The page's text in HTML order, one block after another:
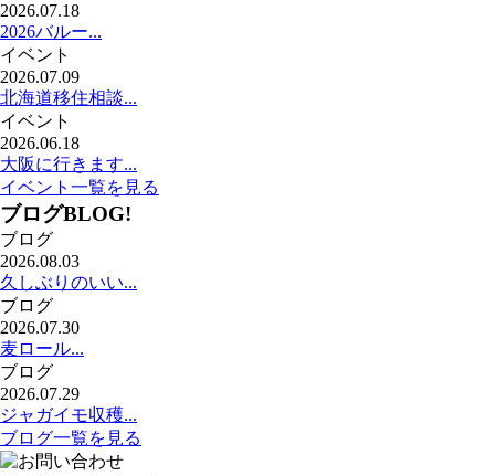
2026.07.18
2026バルー...
イベント
2026.07.09
北海道移住相談...
イベント
2026.06.18
大阪に行きます...
イベント一覧を見る
ブログBLOG!
ブログ
2026.08.03
久しぶりのいい...
ブログ
2026.07.30
麦ロール...
ブログ
2026.07.29
ジャガイモ収穫...
ブログ一覧を見る